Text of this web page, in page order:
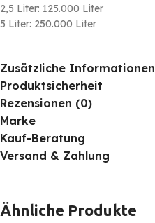
2,5 Liter: 125.000 Liter
5 Liter: 250.000 Liter
Zusätzliche Informationen
Produktsicherheit
Rezensionen (0)
Marke
Kauf-Beratung
Versand & Zahlung
Ähnliche Produkte